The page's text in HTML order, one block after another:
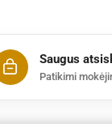
Saugus
Patikimi